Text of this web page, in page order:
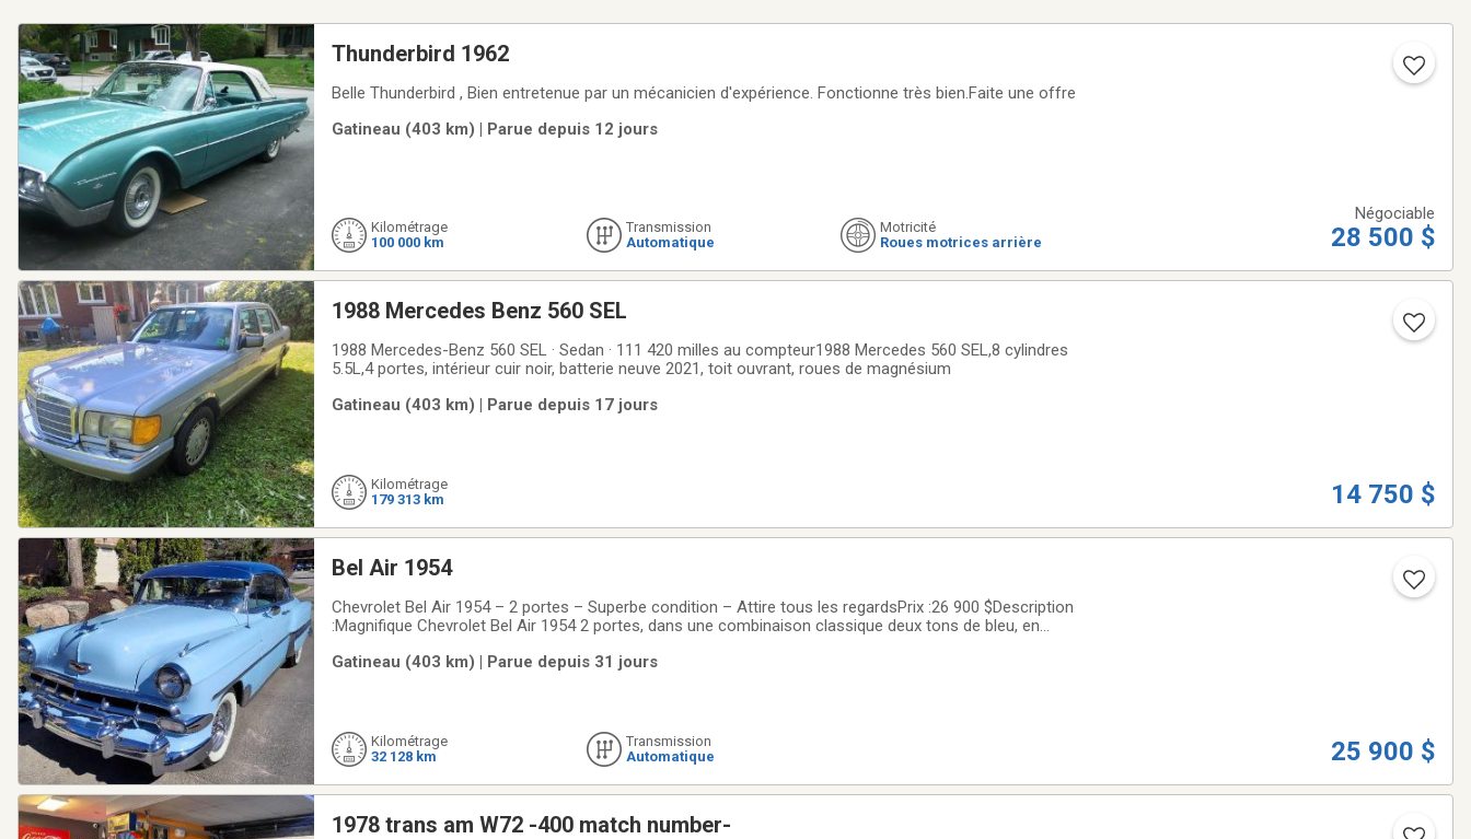
Thunderbird 1962
Belle Thunderbird , Bien entretenue par un mécanicien d'expérience. Fonctionne très bien.Faite une offre
Gatineau (403 km) | Parue depuis 12 jours
Kilométrage
100 000 km
Transmission
Automatique
Motricité
Roues motrices arrière
Négociable
28 500 $
1988 Mercedes Benz 560 SEL
1988 Mercedes-Benz 560 SEL · Sedan · 111 420 milles au compteur1988 Mercedes 560 SEL,8 cylindres
5.5L,4 portes, intérieur cuir noir, batterie neuve 2021, toit ouvrant, roues de magnésium
Gatineau (403 km) | Parue depuis 17 jours
Kilométrage
179 313 km
14 750 $
Bel Air 1954
Chevrolet Bel Air 1954 – 2 portes – Superbe condition – Attire tous les regardsPrix :26 900 $Description
:Magnifique Chevrolet Bel Air 1954 2 portes, dans une combinaison classique deux tons de bleu, en
regarder et poser des
Gatineau (403 km) | Parue depuis 31 jours
Kilométrage
32 128 km
Transmission
Automatique
25 900 $
1978 trans am W72 -400 match number-